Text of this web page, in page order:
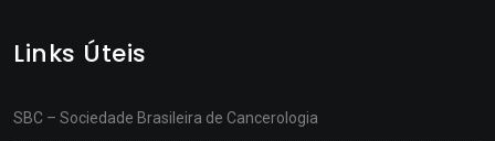
Links Úteis
SBC – Sociedade Brasileira de Cancerologia